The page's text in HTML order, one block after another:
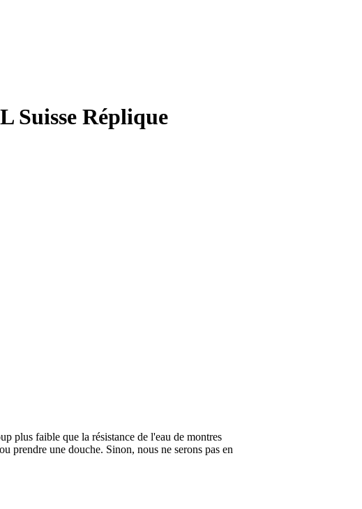
Suisse Réplique
plus faible que la résistance de l'eau de montres
prendre une douche. Sinon, nous ne serons pas en